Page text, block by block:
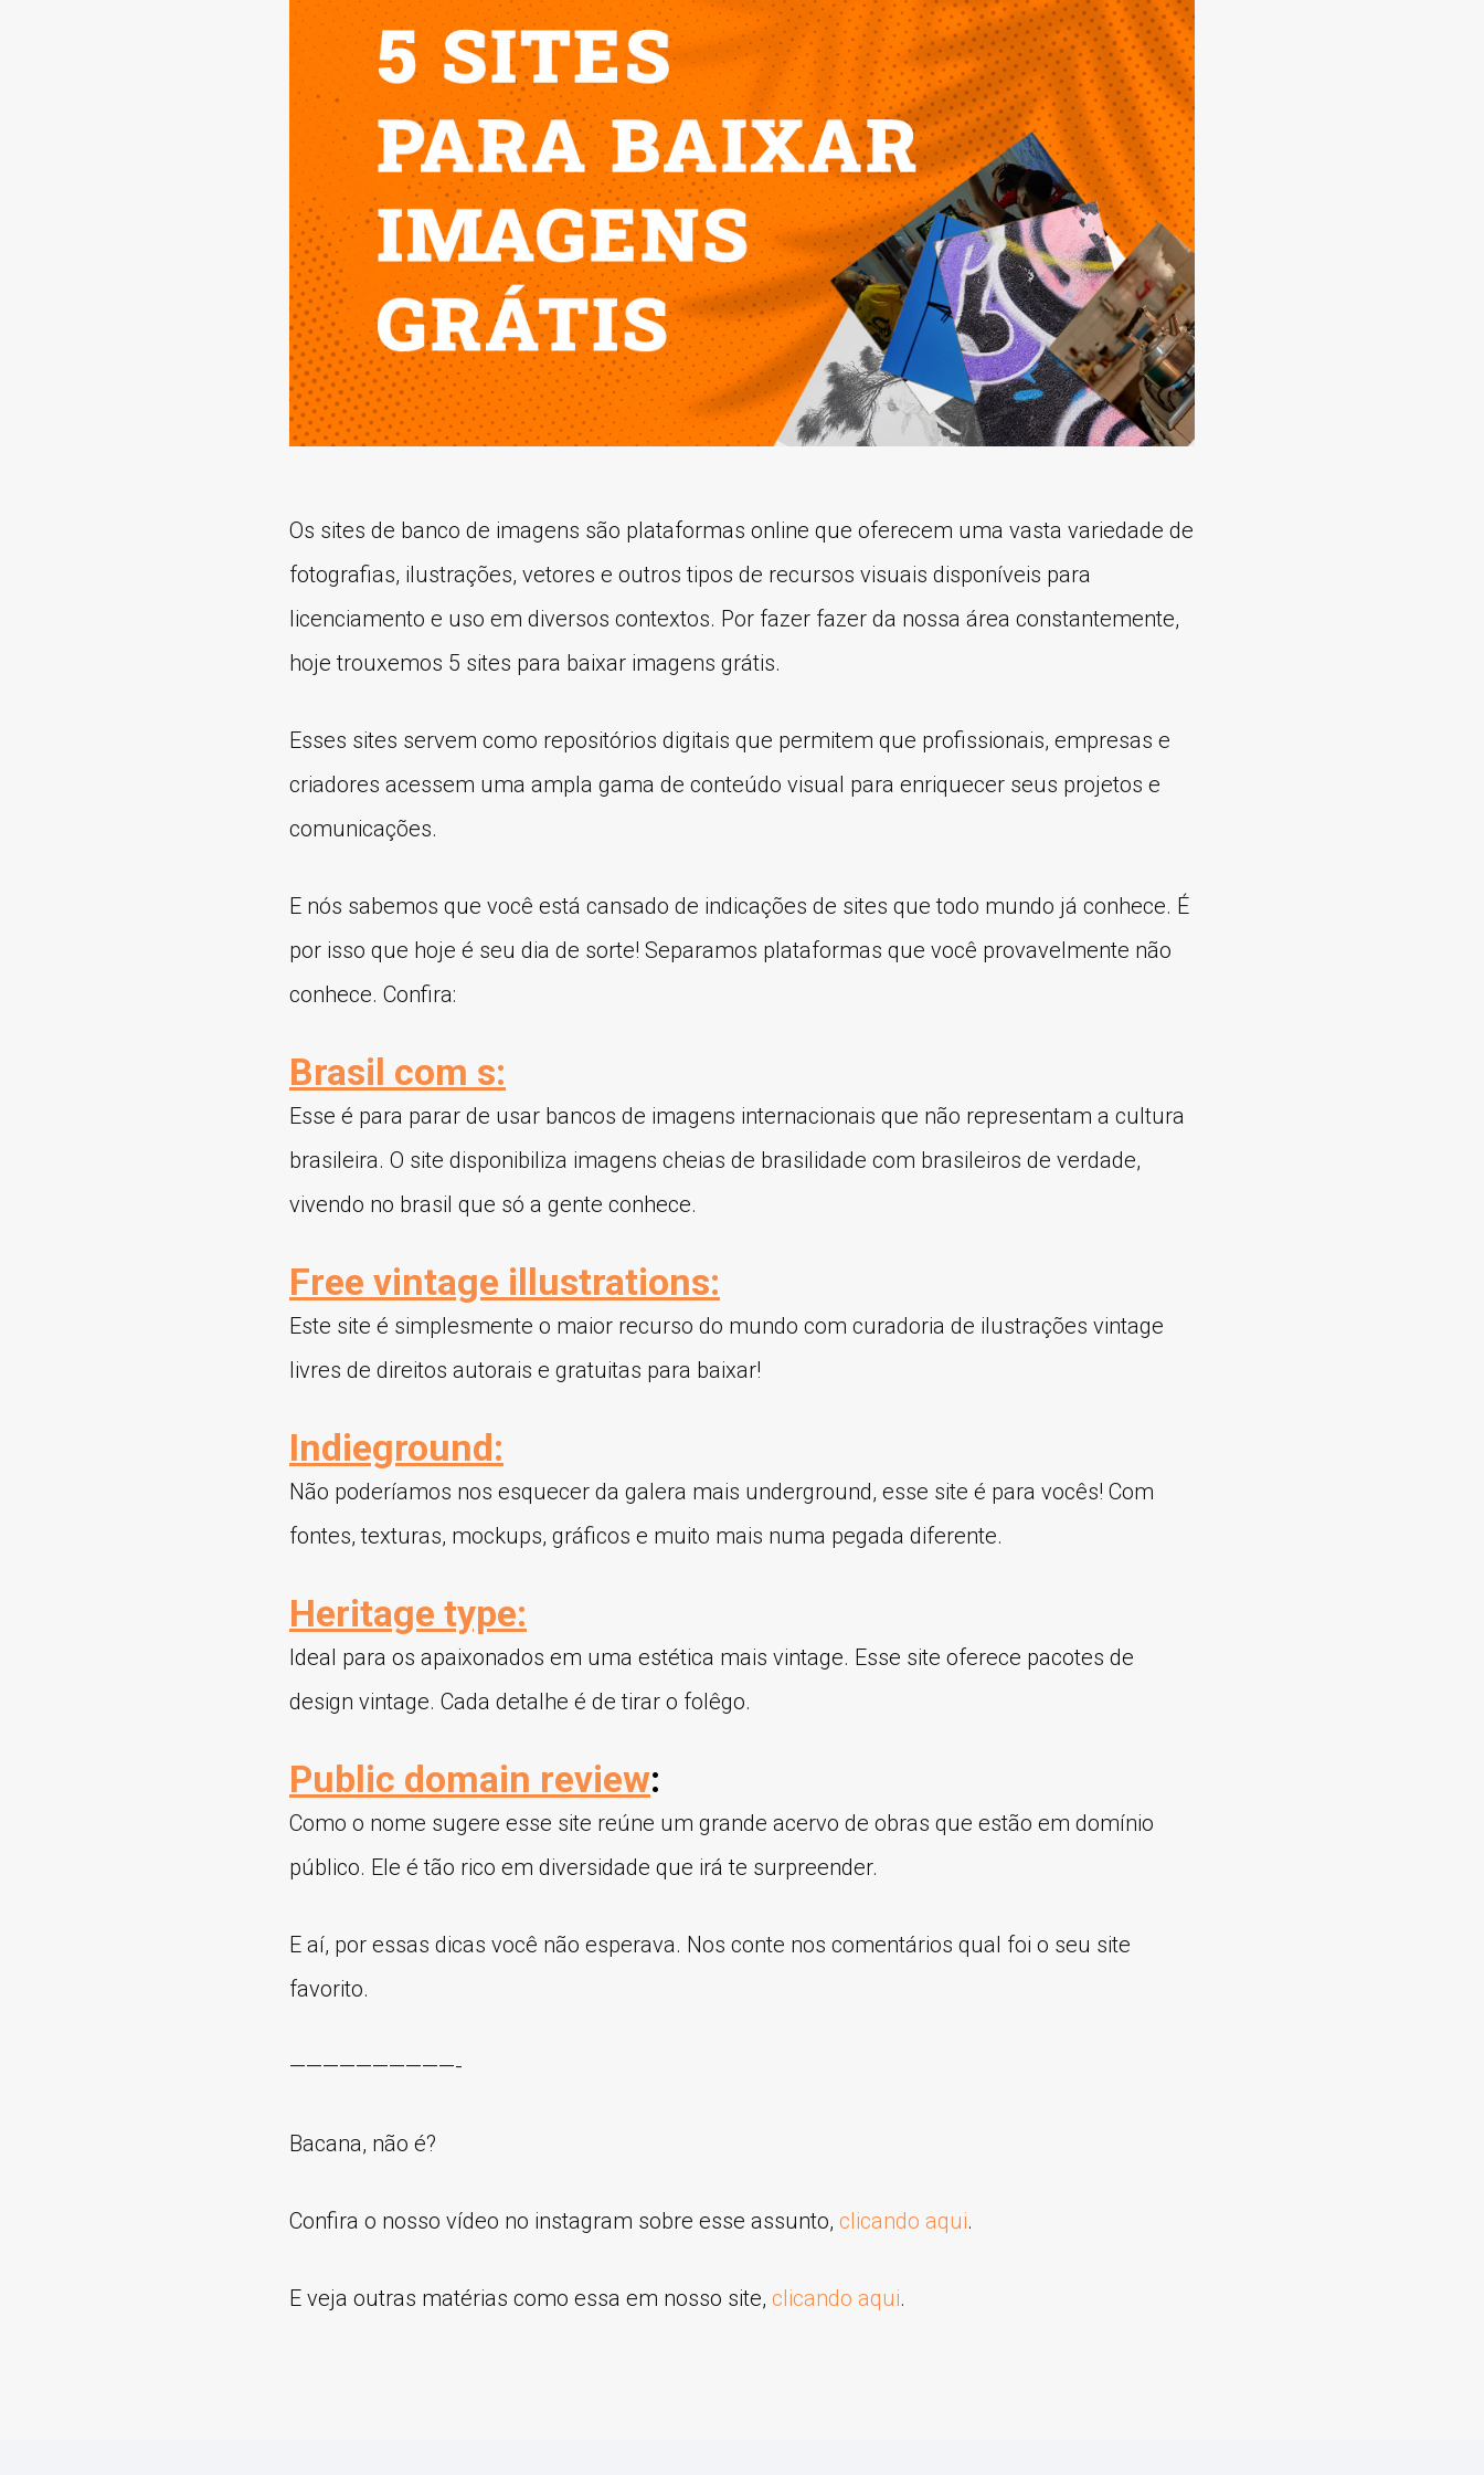
Os sites de banco de imagens são plataformas online que oferecem uma vasta variedade de
fotografias, ilustrações, vetores e outros tipos de recursos visuais disponíveis para
licenciamento e uso em diversos contextos. Por fazer fazer da nossa área constantemente,
hoje trouxemos 5 sites para baixar imagens grátis.
Esses sites servem como repositórios digitais que permitem que profissionais, empresas e
criadores acessem uma ampla gama de conteúdo visual para enriquecer seus projetos e
comunicações.
E nós sabemos que você está cansado de indicações de sites que todo mundo já conhece. É
por isso que hoje é seu dia de sorte! Separamos plataformas que você provavelmente não
conhece. Confira:
Brasil com s:
Esse é para parar de usar bancos de imagens internacionais que não representam a cultura
brasileira. O site disponibiliza imagens cheias de brasilidade com brasileiros de verdade,
vivendo no brasil que só a gente conhece.
Free vintage illustrations:
Este site é simplesmente o maior recurso do mundo com curadoria de ilustrações vintage
livres de direitos autorais e gratuitas para baixar!
Indieground:
Não poderíamos nos esquecer da galera mais underground, esse site é para vocês! Com
fontes, texturas, mockups, gráficos e muito mais numa pegada diferente.
Heritage type:
Ideal para os apaixonados em uma estética mais vintage. Esse site oferece pacotes de
design vintage. Cada detalhe é de tirar o folêgo.
Public domain review:
Como o nome sugere esse site reúne um grande acervo de obras que estão em domínio
público. Ele é tão rico em diversidade que irá te surpreender.
E aí, por essas dicas você não esperava. Nos conte nos comentários qual foi o seu site
favorito.
——————————-
Bacana, não é?
Confira o nosso vídeo no instagram sobre esse assunto, clicando aqui.
E veja outras matérias como essa em nosso site, clicando aqui.